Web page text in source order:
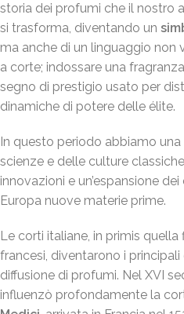
storia dei profumi che il nostro
si trasforma, diventando un
ma anche di un linguaggio
a corte; indossare una
segno di prestigio usato per
dinamiche di potere delle élite.
In questo periodo abbiamo
scienze e delle culture
innovazioni e un’espansione
Europa nuove materie prime.
Le corti italiane, in primis
francesi, diventarono i
diffusione di profumi. Nel XVI
influenzò profondamente la